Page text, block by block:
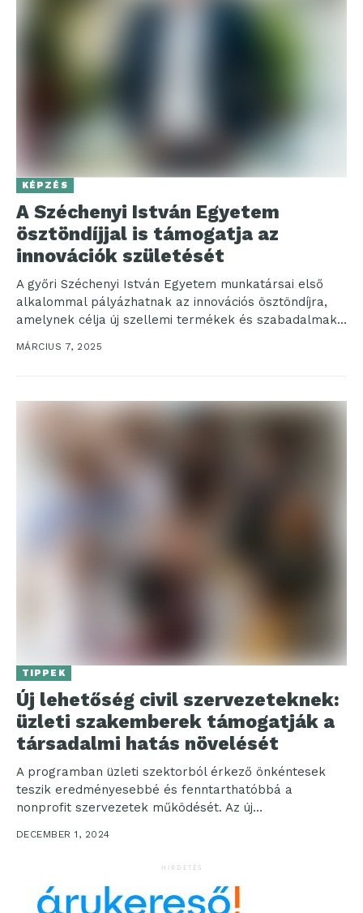
KÉPZÉS
A Széchenyi István Egyetem
ösztöndíjjal is támogatja az
innovációk születését
A győri Széchenyi István Egyetem munkatársai első
alkalommal pályázhatnak az innovációs ösztöndíjra,
amelynek célja új szellemi termékek és szabadalmak
MÁRCIUS 7, 2025
TIPPEK
Új lehetőség civil szervezeteknek:
üzleti szakemberek támogatják a
társadalmi hatás növelését
A programban üzleti szektorból érkező önkéntesek
teszik eredményesebbé és fenntarthatóbbá a
nonprofit szervezetek működését. Az új
DECEMBER 1, 2024
HIRDETÉS